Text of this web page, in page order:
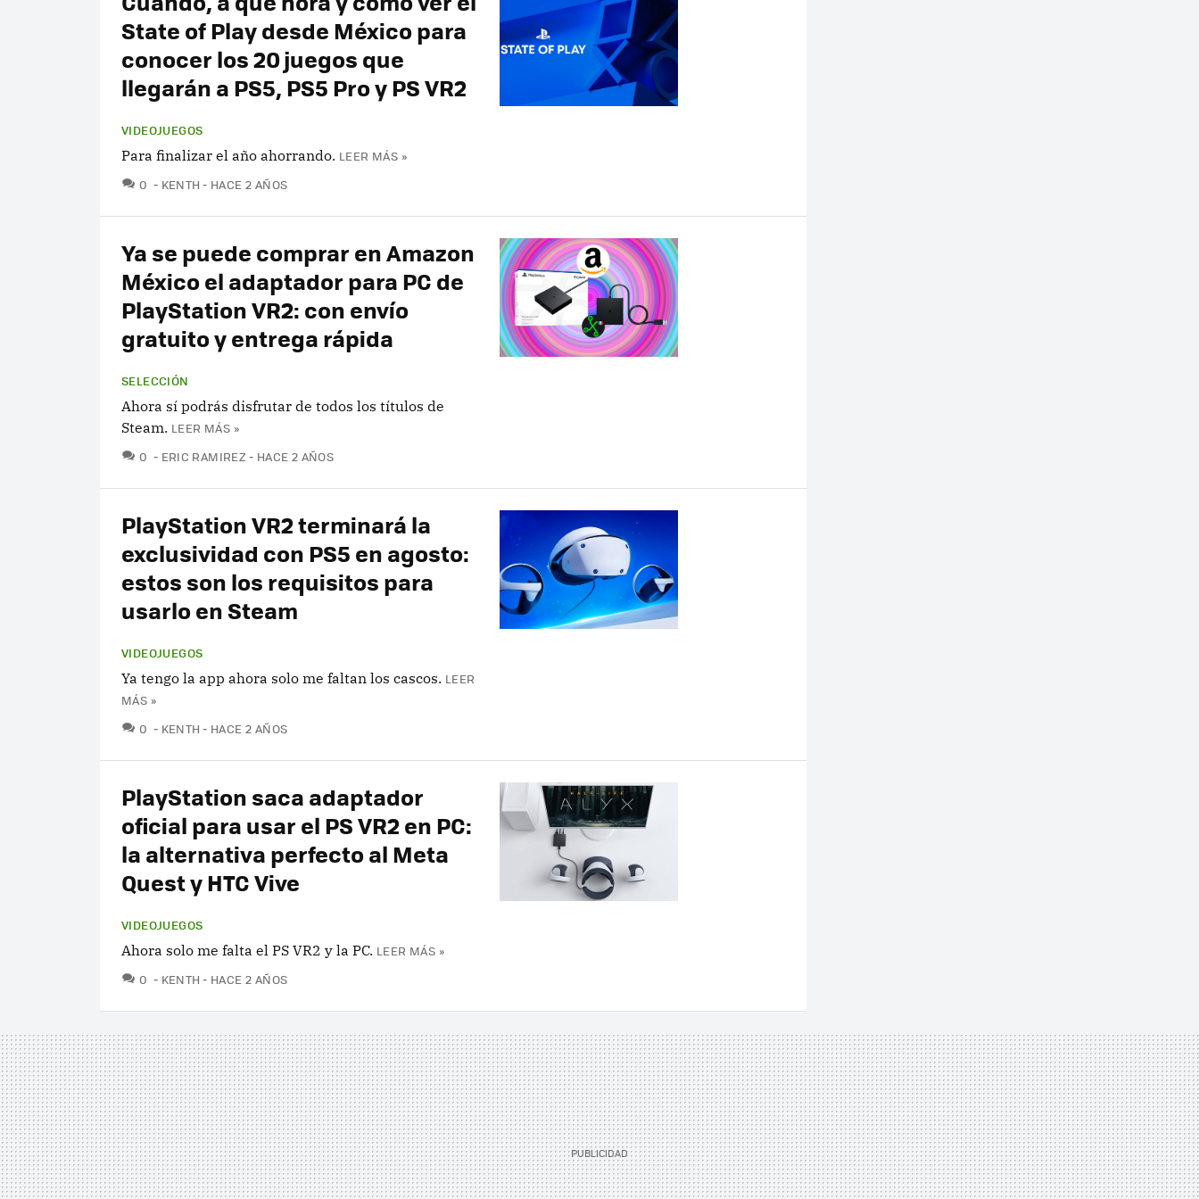
State of Play desde México para
conocer los 20 juegos que
llegarán a PS5, PS5 Pro y PS VR2
VIDEOJUEGOS
Para finalizar el año ahorrando. LEER MÁS »
0 COMENTARIOS
KENTH HACE 2 AÑOS
Ya se puede comprar en Amazon
México el adaptador para PC de
PlayStation VR2: con envío
gratuito y entrega rápida
SELECCIÓN
Ahora sí podrás disfrutar de todos los títulos de
Steam. LEER MÁS »
0 COMENTARIOS
ERIC RAMIREZ HACE 2 AÑOS
PlayStation VR2 terminará la
exclusividad con PS5 en agosto:
estos son los requisitos para
usarlo en Steam
VIDEOJUEGOS
Ya tengo la app ahora solo me faltan los cascos. LEER
MÁS »
0 COMENTARIOS
KENTH HACE 2 AÑOS
PlayStation saca adaptador
oficial para usar el PS VR2 en PC:
la alternativa perfecto al Meta
Quest y HTC Vive
VIDEOJUEGOS
Ahora solo me falta el PS VR2 y la PC. LEER MÁS »
0 COMENTARIOS
KENTH HACE 2 AÑOS